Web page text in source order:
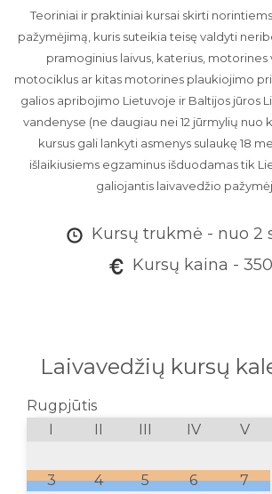
Teoriniai ir praktiniai kursai skirti
pažymėjimą, kuris suteikia teisę valdyti
pramoginius laivus, katerius, motorines
motociklus ar kitas motorines plaukiojimo
galios apribojimo Lietuvoje ir Baltijos jūros
vandenyse (ne daugiau nei 12 jūrmylių nuo
kursus gali lankyti asmenys sulaukę 18
išlaikiusiems egzaminus išduodamas tik
galiojantis laivavedžio
Kursų trukmė - nuo 2
Kursų kaina -
Laivavedžių kursų
Rugpjūtis
I
II III IV V
3
4 5 6 7
Rugsėjis
I
II III IV V
7
8 9 10 11
Spalis
I
II III IV V
5
6 7 8 9